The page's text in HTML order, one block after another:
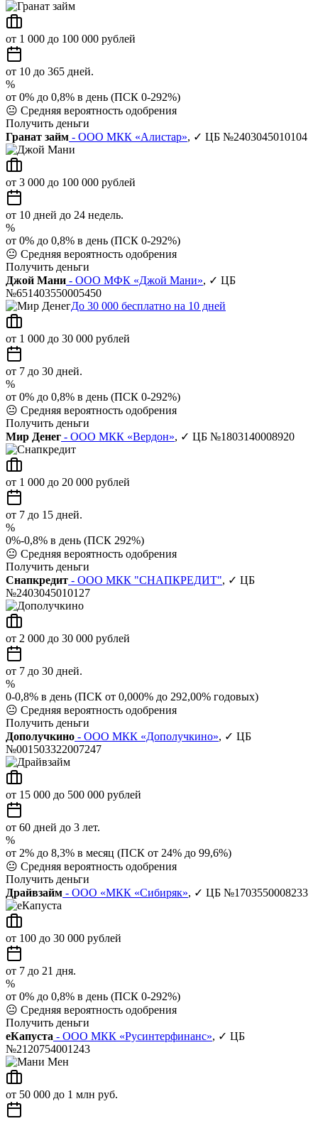
от 1 000 до 100 000 рублей
от 10 до 365 дней.
%
от 0% до 0,8% в день (ПСК 0-292%)
😐 Средняя вероятность одобрения
Получить деньги
Гранат займ - ООО МКК «Алистар», ✓ ЦБ №2403045010104
от 3 000 до 100 000 рублей
от 10 дней до 24 недель.
%
от 0% до 0,8% в день (ПСК 0-292%)
😐 Средняя вероятность одобрения
Получить деньги
Джой Мани - ООО МФК «Джой Мани», ✓ ЦБ
№651403550005450
До 30 000 бесплатно на 10 дней
от 1 000 до 30 000 рублей
от 7 до 30 дней.
%
от 0% до 0,8% в день (ПСК 0-292%)
😐 Средняя вероятность одобрения
Получить деньги
Мир Денег - ООО МКК «Вердон», ✓ ЦБ №1803140008920
от 1 000 до 20 000 рублей
от 7 до 15 дней.
%
0%-0,8% в день (ПСК 292%)
😐 Средняя вероятность одобрения
Получить деньги
Снапкредит - ООО МКК "СНАПКРЕДИТ", ✓ ЦБ
№2403045010127
от 2 000 до 30 000 рублей
от 7 до 30 дней.
%
0-0,8% в день (ПСК от 0,000% до 292,00% годовых)
😐 Средняя вероятность одобрения
Получить деньги
Дополучкино - ООО МКК «Дополучкино», ✓ ЦБ
№001503322007247
от 15 000 до 500 000 рублей
от 60 дней до 3 лет.
%
от 2% до 8,3% в месяц (ПСК от 24% до 99,6%)
😐 Средняя вероятность одобрения
Получить деньги
Драйвзайм - ООО «МКК «Сибиряк», ✓ ЦБ №1703550008233
от 100 до 30 000 рублей
от 7 до 21 дня.
%
от 0% до 0,8% в день (ПСК 0-292%)
😐 Средняя вероятность одобрения
Получить деньги
еКапуста - ООО МКК «Русинтерфинанс», ✓ ЦБ
№2120754001243
от 50 000 до 1 млн руб.